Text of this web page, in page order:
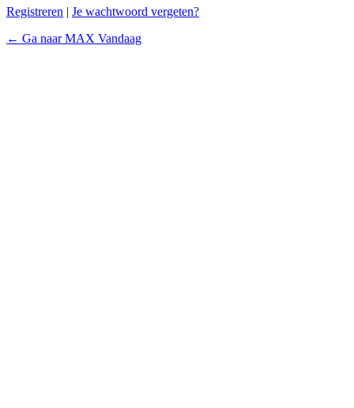
Registreren | Je wachtwoord vergeten?
← Ga naar MAX Vandaag